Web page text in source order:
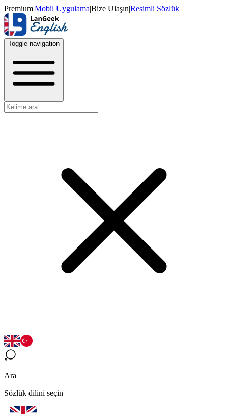
Premium|Mobil Uygulama|Bize Ulaşın|Resimli Sözlük
Toggle navigation
Ara
Sözlük dilini seçin